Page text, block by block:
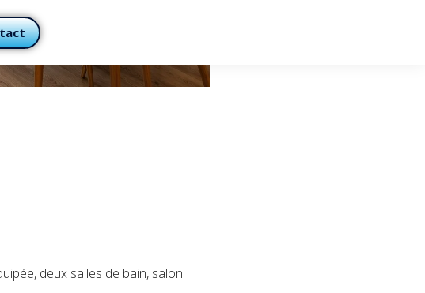
deux salles de bain, salon